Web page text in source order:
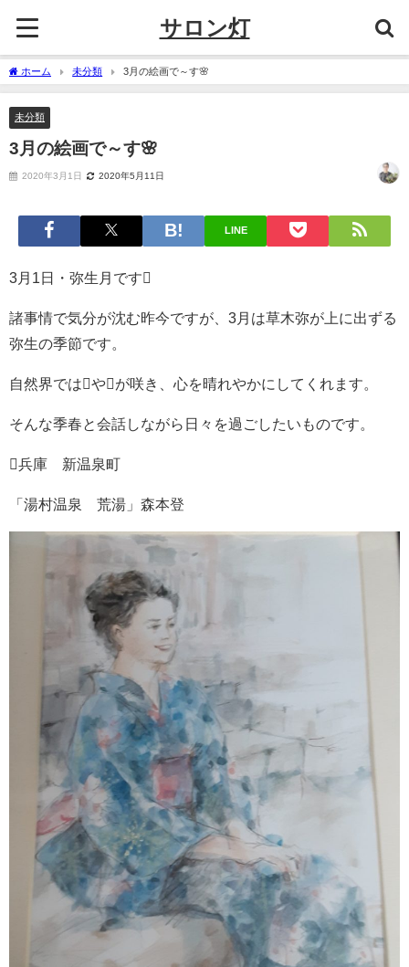
サロン灯
ホーム 未分類 3月の絵画で～す🌸
未分類
3月の絵画で～す🌸
2020年3月1日 2020年5月11日
LINE
3月1日・弥生月です
諸事情で気分が沈む昨今ですが、3月は草木弥が上に出ずる
弥生の季節です。
自然界ではやが咲き、心を晴れやかにしてくれます。
そんな季春と会話しながら日々を過ごしたいものです。
兵庫 新温泉町
「湯村温泉 荒湯」森本登